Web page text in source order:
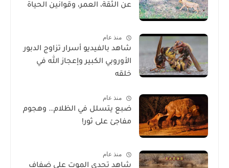
عن الثقة، العمر، وقوانين الحياة
منذ عام
شاهد بالفيديو أسرار تزاوج الدبور
الأوروبي الكبير وإعجاز الله في
خلقه
منذ عام
ضبع يتسلل في الظلام… وهجوم
مفاجئ على ثور!
منذ عام
شاهد تحدي الموت على ضفاف